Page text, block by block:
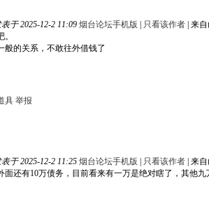
于 2025-12-2 11:09 烟台论坛手机版 只看该作者 来
般的关系，不敢往外借钱了
具 举报
于 2025-12-2 11:25 烟台论坛手机版 只看该作者 来
面还有10万债务，目前看来有一万是绝对瞎了，其他